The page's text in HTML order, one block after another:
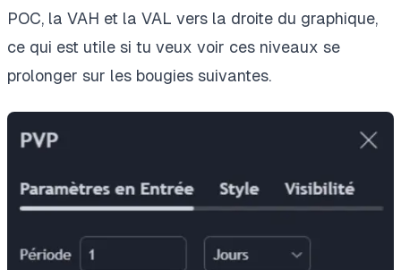
POC, la VAH et la VAL vers la droite du graphique,
ce qui est utile si tu veux voir ces niveaux se
prolonger sur les bougies suivantes.